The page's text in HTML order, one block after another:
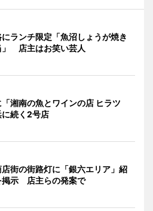
ランチ限定「魚沼しょうが焼き
」 店主はお笑い芸人
湘南の魚とワインの店 ヒラツ
続く2号店
店街の街路灯に「銀六エリア」紹
掲示 店主らの発案で